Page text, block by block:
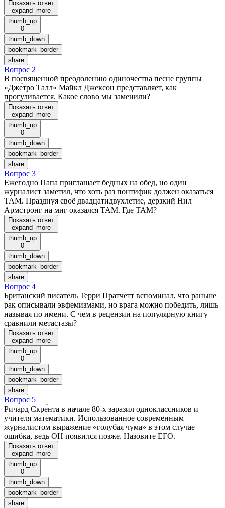
Показать ответ
expand_more
thumb_up
0
thumb_down
bookmark_border
share
Вопрос 2
В посвященной преодолению одиночества песне группы
«Дже́тро Талл» Майкл Джексон представляет, как
прогуливается. Какое слово мы заменили?
Показать ответ
expand_more
thumb_up
0
thumb_down
bookmark_border
share
Вопрос 3
Ежегодно Папа приглашает бедных на обед, но один
журналист заметил, что хоть раз понтифик должен оказаться
ТАМ. Празднуя своё двадцатидвухлетие, дерзкий Нил
Армстронг на миг оказался ТАМ. Где ТАМ?
Показать ответ
expand_more
thumb_up
0
thumb_down
bookmark_border
share
Вопрос 4
Британский писатель Терри Пратчетт вспоминал, что раньше
рак описывали эвфемизмами, но врага можно победить, лишь
называя по имени. С чем в рецензии на популярную книгу
сравнили метастазы?
Показать ответ
expand_more
thumb_up
0
thumb_down
bookmark_border
share
Вопрос 5
Ричард Скре́нта в начале 80-х заразил одноклассников и
учителя математики. Использованное современным
журналистом выражение «голубая чума» в этом случае
ошибка, ведь ОН появился позже. Назовите ЕГО.
Показать ответ
expand_more
thumb_up
0
thumb_down
bookmark_border
share